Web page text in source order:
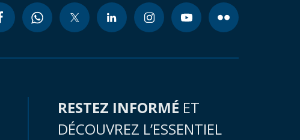
RESTEZ INFORMÉ ET
DÉCOUVREZ L’ESSENTIEL